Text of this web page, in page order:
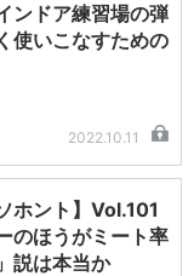
ンドア練習場の弾
使いこなすための
2022.10.11
ホント】Vol.101
のほうがミート率
説は本当か